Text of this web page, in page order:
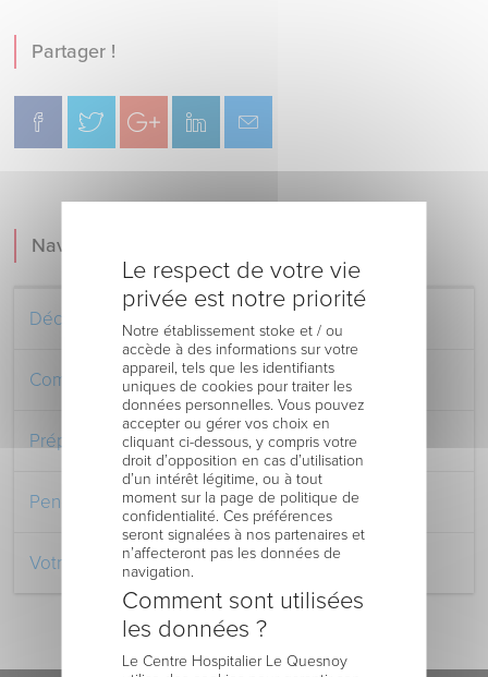
Partager !
Navigation
Découvrez le Centre Hospitalier
Comment venir au Centre Hospitalier
Préparer votre séjour à l’Hôpital
Pendant votre séjour à l’Hôpital
Votre retour au domicile
Le respect de votre vie
privée est notre priorité
Notre établissement stoke et / ou
accède à des informations sur votre
appareil, tels que les identifiants
uniques de cookies pour traiter les
données personnelles. Vous pouvez
accepter ou gérer vos choix en
cliquant ci-dessous, y compris votre
droit d’opposition en cas d’utilisation
d’un intérêt légitime, ou à tout
moment sur la page de politique de
confidentialité. Ces préférences
seront signalées à nos partenaires et
n’affecteront pas les données de
navigation.
Comment sont utilisées
les données ?
Le Centre Hospitalier Le Quesnoy